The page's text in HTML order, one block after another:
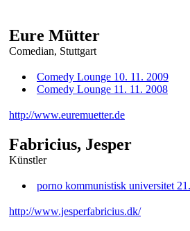
Eure Mütter
Comedian, Stuttgart
Comedy Lounge 10. 11. 2009
Comedy Lounge 11. 11. 2008
http://www.euremuetter.de
Fabricius, Jesper
Künstler
porno kommunistisk universitet
http://www.jesperfabricius.dk/